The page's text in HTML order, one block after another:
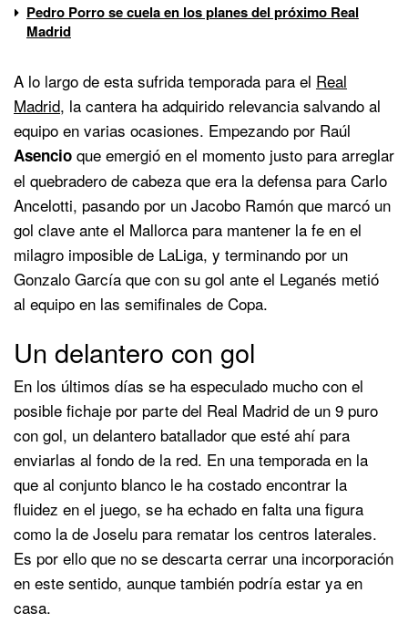
Pedro Porro se cuela en los planes del próximo Real
Madrid
A lo largo de esta sufrida temporada para el Real
Madrid, la cantera ha adquirido relevancia salvando al
equipo en varias ocasiones. Empezando por Raúl
Asencio que emergió en el momento justo para arreglar
el quebradero de cabeza que era la defensa para Carlo
Ancelotti, pasando por un Jacobo Ramón que marcó un
gol clave ante el Mallorca para mantener la fe en el
milagro imposible de LaLiga, y terminando por un
Gonzalo García que con su gol ante el Leganés metió
al equipo en las semifinales de Copa.
Un delantero con gol
En los últimos días se ha especulado mucho con el
posible fichaje por parte del Real Madrid de un 9 puro
con gol, un delantero batallador que esté ahí para
enviarlas al fondo de la red. En una temporada en la
que al conjunto blanco le ha costado encontrar la
fluidez en el juego, se ha echado en falta una figura
como la de Joselu para rematar los centros laterales.
Es por ello que no se descarta cerrar una incorporación
en este sentido, aunque también podría estar ya en
casa.